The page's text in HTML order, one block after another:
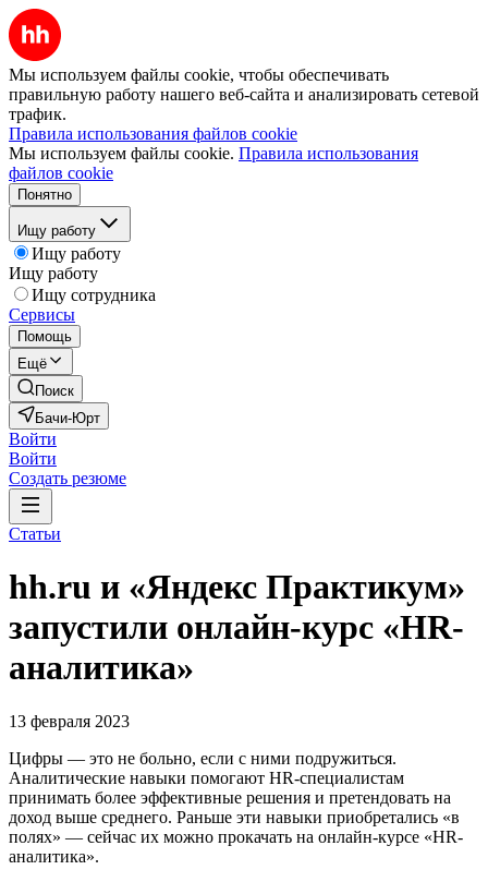
Мы используем файлы cookie, чтобы обеспечивать
правильную работу нашего веб-сайта и анализировать сетевой
трафик.
Правила использования файлов cookie
Мы используем файлы cookie. Правила использования
файлов cookie
Понятно
Ищу работу
Ищу работу
Ищу работу
Ищу сотрудника
Сервисы
Помощь
Ещё
Поиск
Бачи-Юрт
Войти
Войти
Создать резюме
Статьи
hh.ru и «Яндекс Практикум»
запустили онлайн-курс «HR-
аналитика»
13 февраля 2023
Цифры — это не больно, если с ними подружиться.
Аналитические навыки помогают HR-специалистам
принимать более эффективные решения и претендовать на
доход выше среднего. Раньше эти навыки приобретались «в
полях» — сейчас их можно прокачать на онлайн-курсе «HR-
аналитика».